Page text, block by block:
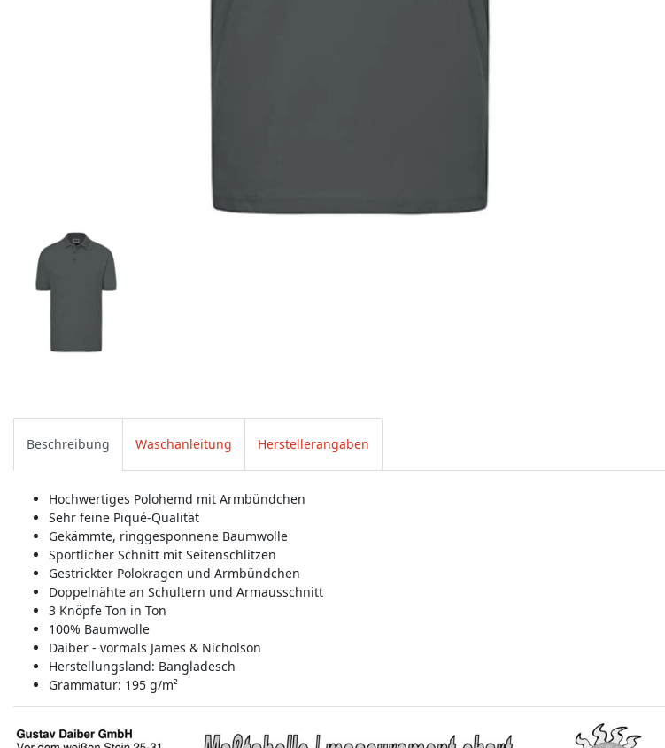
Beschreibung Waschanleitung Herstellerangaben
Hochwertiges Polohemd mit Armbündchen
Sehr feine Piqué-Qualität
Gekämmte, ringgesponnene Baumwolle
Sportlicher Schnitt mit Seitenschlitzen
Gestrickter Polokragen und Armbündchen
Doppelnähte an Schultern und Armausschnitt
3 Knöpfe Ton in Ton
100% Baumwolle
Daiber - vormals James & Nicholson
Herstellungsland: Bangladesch
Grammatur: 195 g/m²